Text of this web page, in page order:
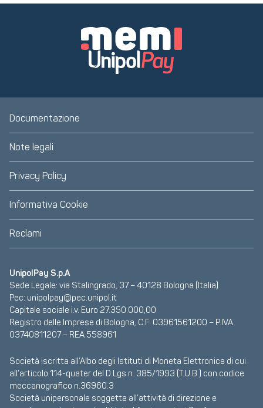
Documentazione
Note legali
Privacy Policy
Informativa Cookie
Reclami
UnipolPay S.p.A
Sede Legale: via Stalingrado, 37 – 40128 Bologna (Italia)
Pec: unipolpay@pec.unipol.it
Capitale sociale i.v. Euro 27.350.000,00
Registro delle Imprese di Bologna, C.F. 03961561200 – P.IVA
03740811207 – REA 558961
Società iscritta all’Albo degli Istituti di Moneta Elettronica di cui
all’articolo 114-quater del D.Lgs n. 385/1993 (T.U.B.) con codice
meccanografico n.36960.3
Società unipersonale soggetta all’attività di direzione e